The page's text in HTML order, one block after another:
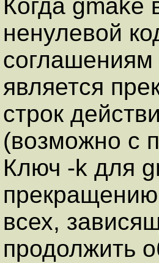
Когда gmake
ненулевой
соглашениям
является
строк
(возможно с
Ключ -k для
прекращению
всех,
продолжить